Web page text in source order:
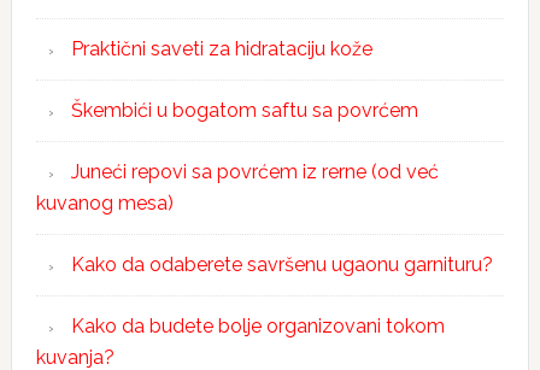
Praktični saveti za hidrataciju kože
Škembići u bogatom saftu sa povrćem
Juneći repovi sa povrćem iz rerne (od već
kuvanog mesa)
Kako da odaberete savršenu ugaonu garnituru?
Kako da budete bolje organizovani tokom
kuvanja?